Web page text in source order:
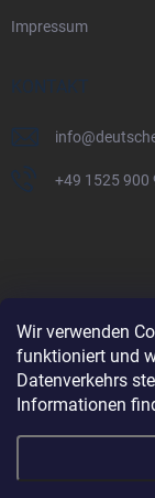
Wir verwenden
funktioniert und
Datenverkehrs
Informationen
Impressum
KONTAKT
info@
+49 1525 900